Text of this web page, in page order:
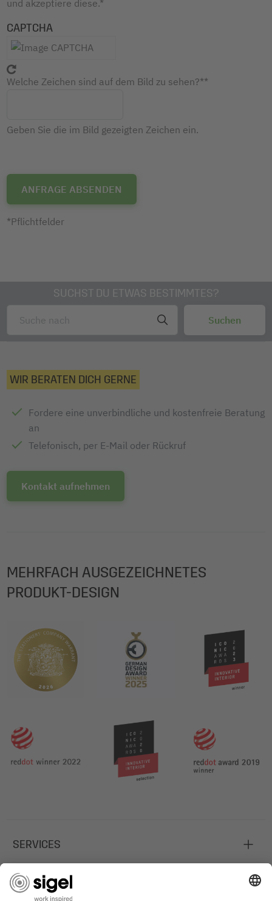
und akzeptiere diese.*
CAPTCHA
Welche Zeichen sind auf dem Bild zu sehen?*
Geben Sie die im Bild gezeigten Zeichen ein.
*Pflichtfelder
SUCHST DU ETWAS BESTIMMTES?
WIR BERATEN DICH GERNE
Fordere eine unverbindliche und kostenfreie Beratung
an
Telefonisch, per E-Mail oder Rückruf
Kontakt aufnehmen
MEHRFACH AUSGEZEICHNETES
PRODUKT-DESIGN
SERVICES
UNTERNEHMEN